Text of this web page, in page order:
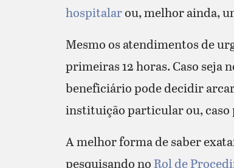
hospitalarou, melhor ainda,
Mesmo os atendimentos de
primeiras 12 horas. Caso seja
beneficiário pode decidir
instituição particular ou, caso
A melhor forma de saber
pesquisando noRol de